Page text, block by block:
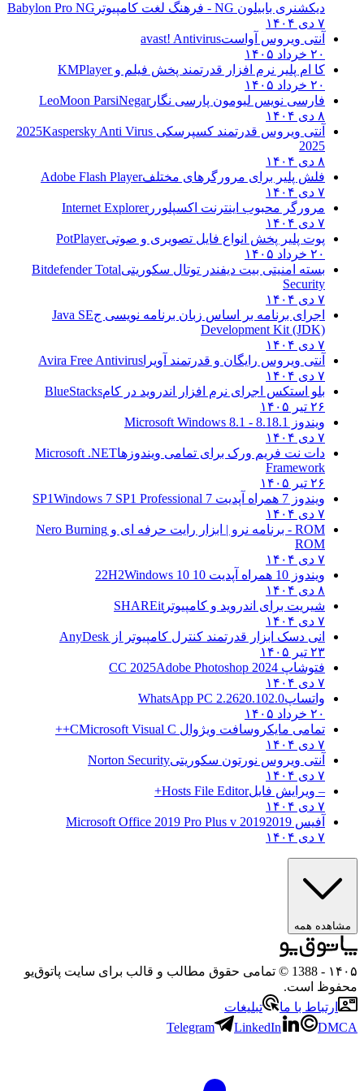
دیکشنری بابیلون NG - فرهنگ لغت کامپیوتر
Babylon Pro NG
۷ دی ۱۴۰۴
آنتی ویروس آواستavast! Antivirus
۲۰ خرداد ۱۴۰۵
کا ام پلیر نرم افزار قدرتمند پخش فیلم وKMPlayer
۲۰ خرداد ۱۴۰۵
فارسی نویس لیومون پارسی نگارLeoMoon ParsiNegar
۸ دی ۱۴۰۴
آنتی ویروس قدرتمند کسپرسکی 2025 Kaspersky Anti Virus
2025
۸ دی ۱۴۰۴
فلش پلیر برای مرورگرهای مختلفAdobe Flash Player
۷ دی ۱۴۰۴
مرورگر محبوب اینترنت اکسپلوررInternet Explorer
۷ دی ۱۴۰۴
پوت پلیر پخش انواع فایل تصویری و صوتیPotPlayer
۲۰ خرداد ۱۴۰۵
بسته امنیتی بیت دیفندر توتال سکوریتیBitdefender Total
Security
۷ دی ۱۴۰۴
اجرای برنامه بر اساس زبان برنامه نویسی جJava SE
Development Kit (JDK)
۷ دی ۱۴۰۴
آنتی ویروس رایگان و قدرتمند آویرا Avira Free Antivirus
۷ دی ۱۴۰۴
بلو استکس اجرای نرم افزار اندروید در کامBlueStacks
۲۶ تیر ۱۴۰۵
ویندوز 8.1
8.1 - Microsoft Windows 8.1
۷ دی ۱۴۰۴
دات نت فریم ورک برای تمامی ویندوزهاMicrosoft .NET
Framework
۲۶ تیر ۱۴۰۵
ویندوز 7 همراه آپدیت 7 SP1
Windows 7 SP1 Professional
۷ دی ۱۴۰۴
ROM - برنامه نرو | ابزار رایت حرفه ای و
Nero Burning
ROM
۷ دی ۱۴۰۴
ویندوز 10 همراه آپدیت 10 22H2
Windows 10
۸ دی ۱۴۰۴
شیریت برای اندروید و کامپیوتر SHAREit
۷ دی ۱۴۰۴
انی دسک ابزار قدرتمند کنترل کامپیوتر از AnyDesk
۲۳ تیر ۱۴۰۵
فتوشاپ CC 2025 Adobe Photoshop 2024
۷ دی ۱۴۰۴
واتساپWhatsApp PC 2.2620.102.0
۲۰ خرداد ۱۴۰۵
تمامی مایکروسافت ویژوال C Microsoft Visual C++
۷ دی ۱۴۰۴
آنتی ویروس نورتون سکوریتیNorton Security
۷ دی ۱۴۰۴
– ویرایش فایلHosts File Editor+
۷ دی ۱۴۰۴
آفیس 2019 2019 Microsoft Office 2019 Pro Plus v
۷ دی ۱۴۰۴
مشاهده همه
۱۴۰۵
- 1388 © تمامی حقوق مطالب و قالب برای سایت پاتوق‌یو
محفوظ است.
ارتباط با ما
تبلیغات
Telegram
LinkedIn DMCA